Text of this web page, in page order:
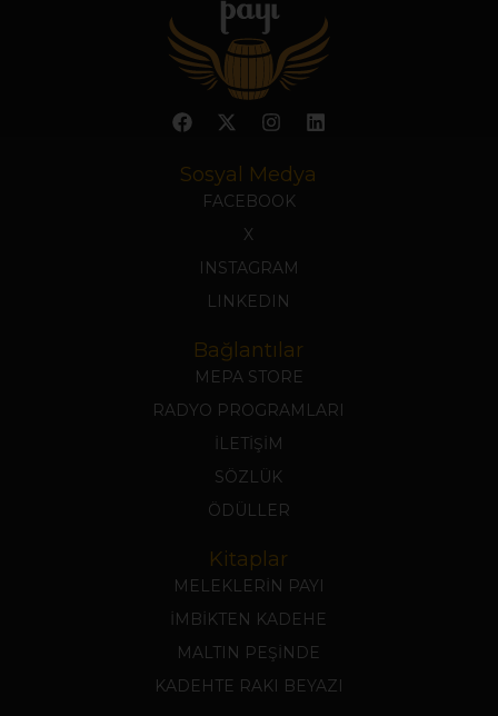
Sosyal Medya
FACEBOOK
X
INSTAGRAM
LINKEDIN
Bağlantılar
MEPA STORE
RADYO PROGRAMLARI
İLETİŞİM
SÖZLÜK
ÖDÜLLER
Kitaplar
MELEKLERİN PAYI
İMBİKTEN KADEHE
MALTIN PEŞİNDE
KADEHTE RAKI BEYAZI